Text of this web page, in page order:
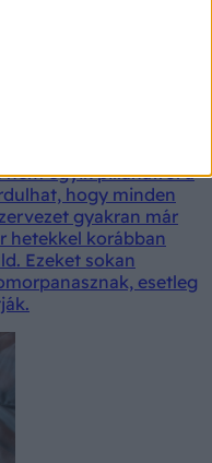
egyik pillanatról a
hogy minden
gyakran már
hetekkel korábban
Ezeket sokan
esetleg